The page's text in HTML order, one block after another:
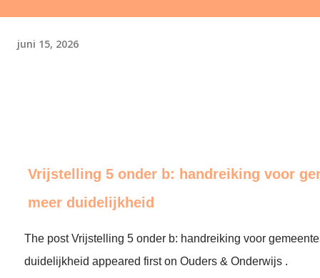
juni 15, 2026
Vrijstelling 5 onder b: handreiking voor
meer duidelijkheid
The post Vrijstelling 5 onder b: handreiking voor
duidelijkheid appeared first on Ouders & Onderwijs .